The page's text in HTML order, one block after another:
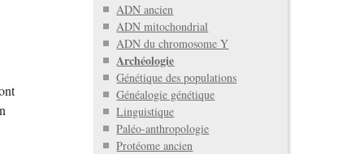
ADN ancien
ADN mitochondrial
ADN du chromosome Y
Archéologie
Génétique des populations
Généalogie génétique
Linguistique
Paléo-anthropologie
Protéome ancien